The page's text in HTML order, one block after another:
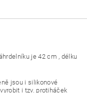
je 42 cm , délku
jsou i silikonové
i tzv. protiháček